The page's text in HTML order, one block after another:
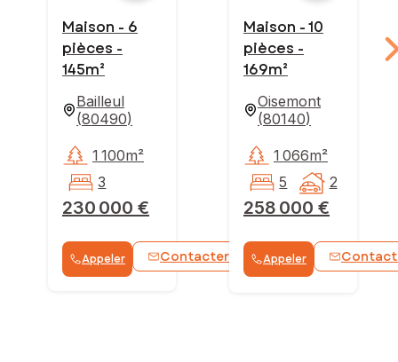
Maison - 6
pièces -
145m²
Bailleul
(80490)
230 000 €
1 100m²
3
Appeler Contacter
Maison - 10
pièces -
169m²
Oisemont
(80140)
258 000 €
1 066m²
5
2
Appeler